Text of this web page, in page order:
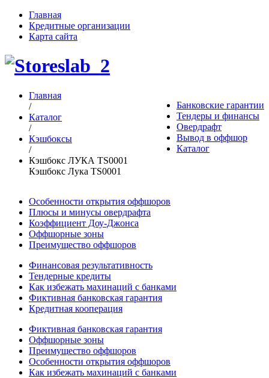
Главная
Кредитные организации
Карта сайта
Банковские гарантии
Тендеры и финансы
Овердрафт
Вывод в оффшор
Каталог
Главная
/
Каталог
/
Кэшбоксы
/
Кэшбокс ЛУКА TS0001
Кэшбокс Лука TS0001
Особенности открытия оффшоров
Плюсы и минусы овердрафта
Коэффициент Доу-Джонса
Оффшорные зоны
Преимущество оффшоров
Финансовая результативность
Тендерные кредиты
Как избежать махинаций с банками
Фиктивная банковская гарантия
Кредитная кооперация
Фиктивная банковская гарантия
Оффшорные зоны
Преимущество оффшоров
Особенности открытия оффшоров
Как избежать махинаций с банками